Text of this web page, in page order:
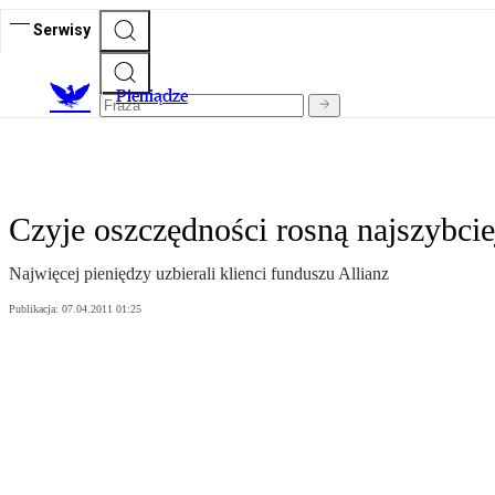
Serwisy
Pieniądze
Czyje oszczędności rosną
Najwięcej pieniędzy uzbierali klienci funduszu Allianz
Publikacja: 07.04.2011 01:25